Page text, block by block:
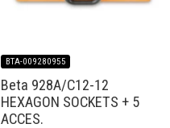
BTA-009280955
Beta 928A/C12-12
HEXAGON SOCKETS + 5
ACCES.